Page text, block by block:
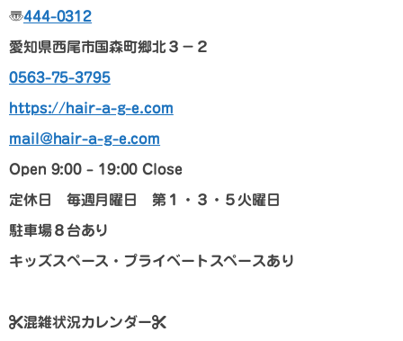
〠444-0312
愛知県西尾市国森町郷北３－２
0563-75-3795
https://hair-a-g-e.com
mail@hair-a-g-e.com
Open 9:00 – 19:00 Close
定休日 毎週月曜日 第１・３・５火曜日
駐車場８台あり
キッズスペース・プライベートスペースあり
混雑状況カレンダー